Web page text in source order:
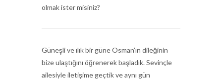
olmak ister misiniz?
Güneşli ve ılık bir güne Osman’ın dileğinin
bize ulaştığını öğrenerek başladık. Sevinçle
ailesiyle iletişime geçtik ve aynı gün